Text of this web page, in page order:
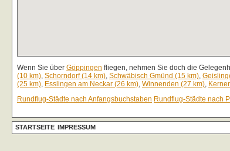
Wenn Sie über Göppingen fliegen, nehmen Sie doch die
(10 km), Schorndorf (14 km), Schwäbisch Gmünd (15 km),
(25 km), Esslingen am Neckar (26 km), Winnenden (27 km),
Rundflug-Städte nach Anfangsbuchstaben Rundflug-Städte nach
STARTSEITE IMPRESSUM